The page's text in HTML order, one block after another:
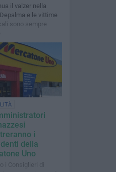
il valzer nella
e le vittime
sono sempre
i
della
Uno
i Consiglieri di